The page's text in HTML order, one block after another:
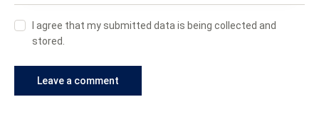
I agree that my submitted data is being collected and
stored.